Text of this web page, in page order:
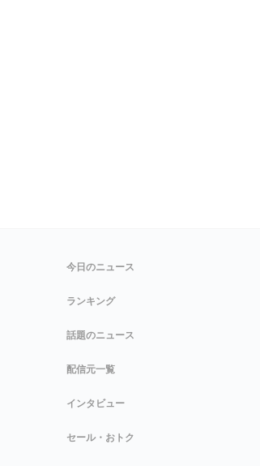
今日のニュース
ランキング
話題のニュース
配信元一覧
インタビュー
セール・おトク